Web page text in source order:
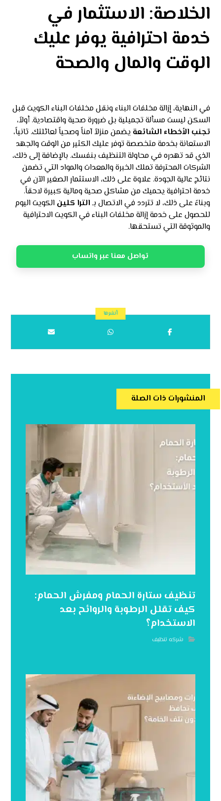
الخلاصة: الاستثمار في
خدمة احترافية يوفر عليك
الوقت والمال والصحة
في النهاية، إزالة مخلفات البناء ونقل مخلفات البناء الكويت قبل
السكن ليست مسألة تجميلية بل ضرورة صحية واقتصادية. أولاً،
تجنب الأخطاء الشائعة يضمن منزلاً آمناً وصحياً لعائلتك. ثانياً،
الاستعانة بخدمة متخصصة توفر عليك الكثير من الوقت والجهد
الذي قد تهدره في محاولة التنظيف بنفسك. بالإضافة إلى ذلك،
الشركات المحترفة تملك الخبرة والمعدات والمواد التي تضمن
نتائج عالية الجودة. علاوة على ذلك، الاستثمار الصغير الآن في
خدمة احترافية يحميك من مشاكل صحية ومالية كبيرة لاحقاً.
وبناءً على ذلك، لا تتردد في الاتصال بـالترا كلين الكويت اليوم
للحصول على خدمة إزالة مخلفات البناء في الكويت الاحترافية
والموثوقة التي تستحقها.
تواصل معنا عبر واتساب
المنشورات ذات الصلة
تنظيف ستارة الحمام ومفرش الحمام:
كيف تقلل الرطوبة والروائح بعد
الاستخدام؟
شركه تنظيف